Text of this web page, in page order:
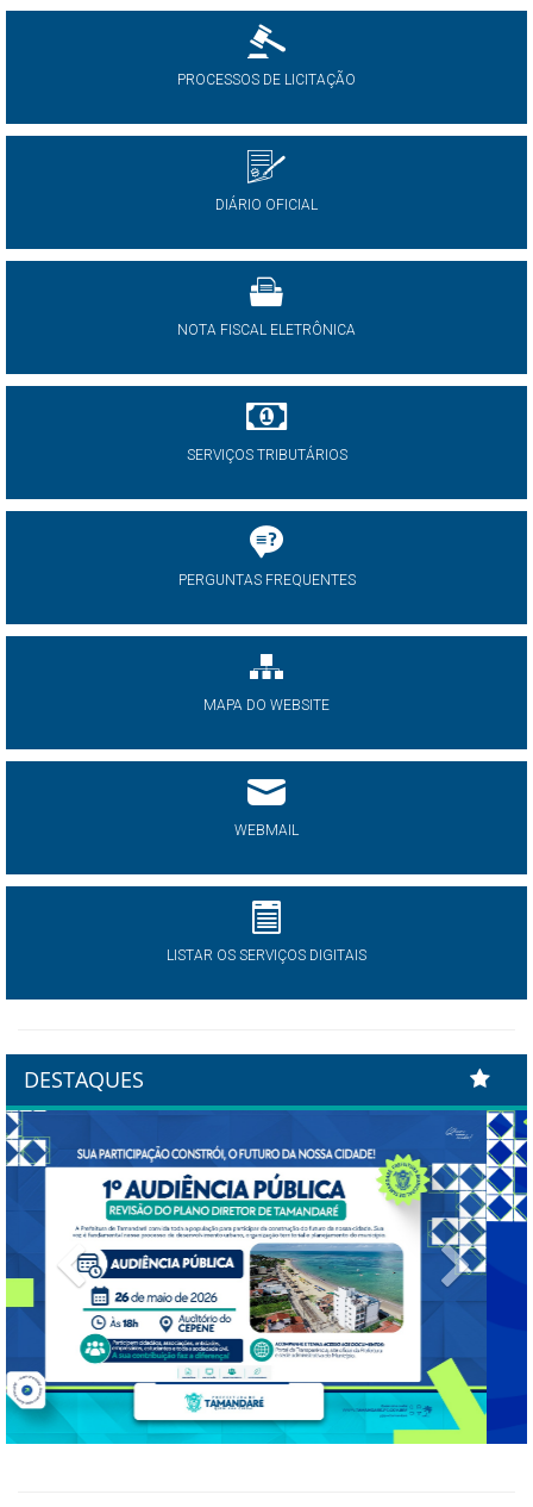
PROCESSOS DE LICITAÇÃO
DIÁRIO OFICIAL
NOTA FISCAL ELETRÔNICA
SERVIÇOS TRIBUTÁRIOS
PERGUNTAS FREQUENTES
MAPA DO WEBSITE
WEBMAIL
LISTAR OS SERVIÇOS DIGITAIS
DESTAQUES
Previous Next